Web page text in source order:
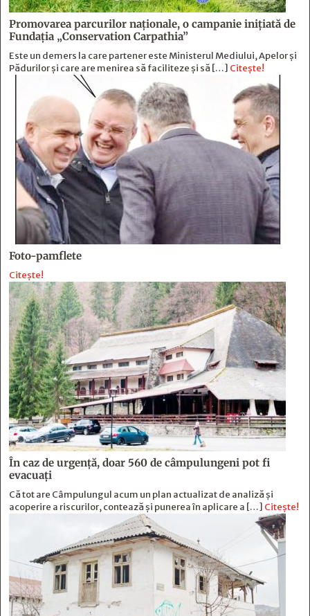
Promovarea parcurilor naționale, o campanie inițiată de
Fundația „Conservation Carpathia”
Este un demers la care partener este Ministerul Mediului, Apelor și
Pădurilor și care are menirea să faciliteze și să […] Citește!
Foto-pamflete
Citește!
În caz de urgență, doar 560 de câmpulungeni pot fi
evacuați
Că tot are Câmpulungul acum un plan actualizat de analiză și
acoperire a riscurilor, contează și punerea în aplicare a […] Citește!